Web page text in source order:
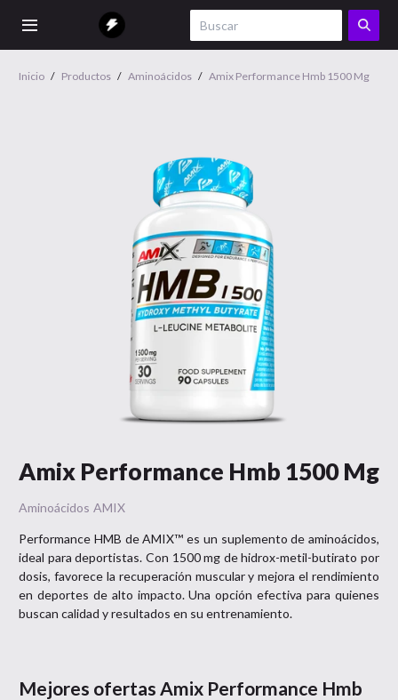
Inicio / Productos / Aminoácidos / Amix Performance Hmb 1500 Mg
Amix Performance Hmb 1500 Mg
Aminoácidos AMIX
Performance HMB de AMIX™ es un suplemento de aminoácidos,
ideal para deportistas. Con 1500 mg de hidrox-metil-butirato por
dosis, favorece la recuperación muscular y mejora el rendimiento
en deportes de alto impacto. Una opción efectiva para quienes
buscan calidad y resultados en su entrenamiento.
Mejores ofertas Amix Performance Hmb